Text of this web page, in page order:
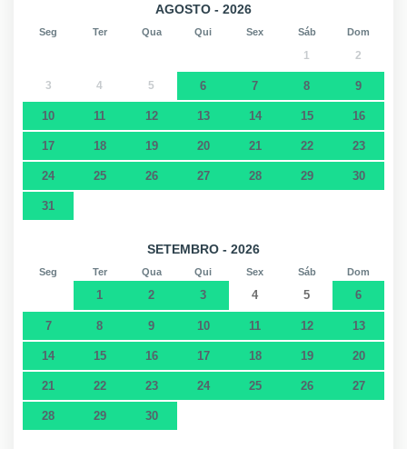
AGOSTO - 2026
Seg Ter Qua Qui Sex Sáb Dom
1 2
3 4 5 6 7 8 9
10 11 12 13 14 15 16
17 18 19 20 21 22 23
24 25 26 27 28 29 30
31
SETEMBRO - 2026
Seg Ter Qua Qui Sex Sáb Dom
1 2 3 4 5 6
7 8 9 10 11 12 13
14 15 16 17 18 19 20
21 22 23 24 25 26 27
28 29 30